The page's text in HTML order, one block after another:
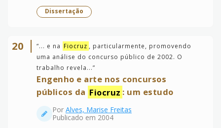
Dissertação
20 “... e na Fiocruz , particularmente, promovendo
uma análise do concurso público de 2002. O
trabalho revela...”
Engenho e arte nos concursos
públicos da Fiocruz : um estudo
Por Alves, Marise Freitas
Publicado em 2004